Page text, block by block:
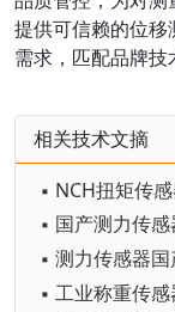
提供可信赖的位
需求，匹配品牌技
相关技术文摘